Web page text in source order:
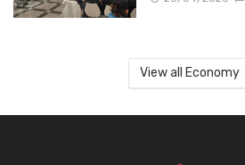
View all Economy